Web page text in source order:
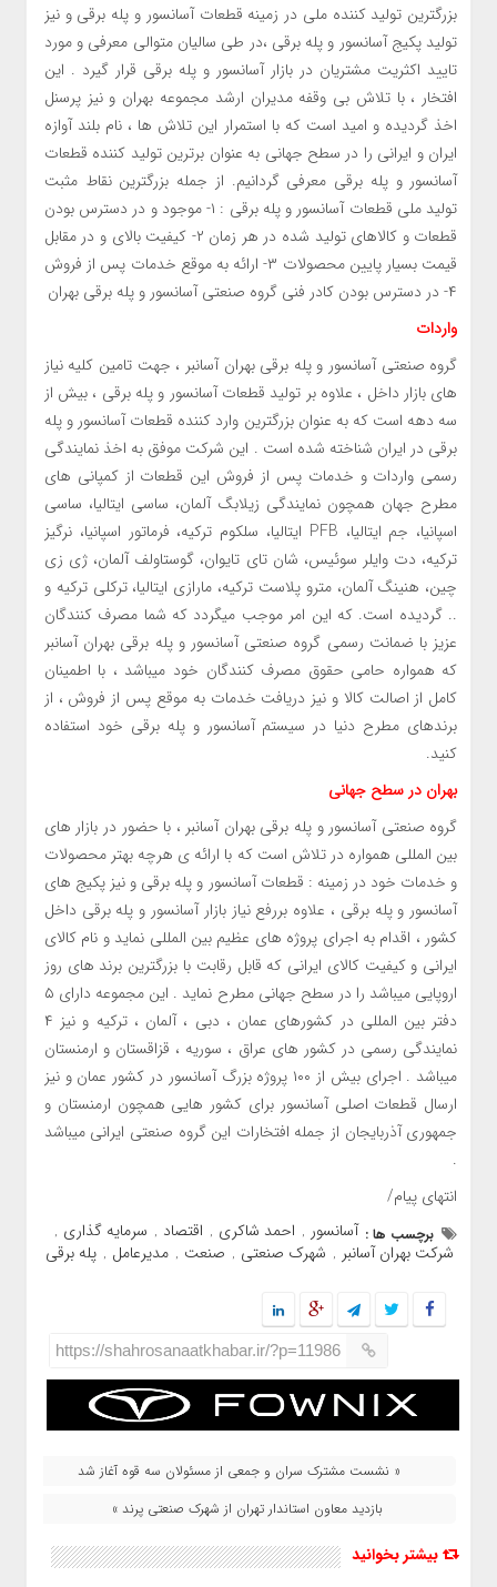
بزرگترین تولید کننده ملی در زمینه قطعات آسانسور و پله برقی و نیز
تولید پکیج آسانسور و پله برقی ،در طی سالیان متوالی معرفی و مورد
تایید اکثریت مشتریان در بازار آسانسور و پله برقی قرار گیرد . این
افتخار ، با تلاش بی وقفه مدیران ارشد مجموعه بهران و نیز پرسنل
اخذ گردیده و امید است که با استمرار این تلاش ها ، نام بلند آوازه
ایران و ایرانی را در سطح جهانی به عنوان برترین تولید کننده قطعات
آسانسور و پله برقی معرفی گردانیم. از جمله بزرگترین نقاط مثبت
تولید ملی قطعات آسانسور و پله برقی : ۱- موجود و در دسترس بودن
قطعات و کالاهای تولید شده در هر زمان ۲- کیفیت بالای و در مقابل
قیمت بسیار پایین محصولات ۳- ارائه به موقع خدمات پس از فروش
۴- در دسترس بودن کادر فنی گروه صنعتی آسانسور و پله برقی بهران
واردات
گروه صنعتی آسانسور و پله برقی بهران آسانبر ، جهت تامین کلیه نیاز
های بازار داخل ، علاوه بر تولید قطعات آسانسور و پله برقی ، بیش از
سه دهه است که به عنوان بزرگترین وارد کننده قطعات آسانسور و پله
برقی در ایران شناخته شده است . این شرکت موفق به اخذ نمایندگی
رسمی واردات و خدمات پس از فروش این قطعات از کمپانی های
مطرح جهان همچون نمایندگی زیلابگ آلمان، ساسی ایتالیا، ساسی
اسپانیا، جم ایتالیا، PFB ایتالیا، سلکوم ترکیه، فرماتور اسپانیا، نرگیز
ترکیه، دت وایلر سوئیس، شان تای تایوان، گوستاولف آلمان، ژی زی
چین، هنینگ آلمان، مترو پلاست ترکیه، مارازی ایتالیا، ترکلی ترکیه و
.. گردیده است. که این امر موجب میگردد که شما مصرف کنندگان
عزیز با ضمانت رسمی گروه صنعتی آسانسور و پله برقی بهران آسانبر
که همواره حامی حقوق مصرف کنندگان خود میباشد ، با اطمینان
کامل از اصالت کالا و نیز دریافت خدمات به موقع پس از فروش ، از
برندهای مطرح دنیا در سیستم آسانسور و پله برقی خود استفاده
کنید.
بهران در سطح جهانی
گروه صنعتی آسانسور و پله برقی بهران آسانبر ، با حضور در بازار های
بین المللی همواره در تلاش است که با ارائه ی هرچه بهتر محصولات
و خدمات خود در زمینه : قطعات آسانسور و پله برقی و نیز پکیج های
آسانسور و پله برقی ، علاوه بررفع نیاز بازار آسانسور و پله برقی داخل
کشور ، اقدام به اجرای پروژه های عظیم بین المللی نماید و نام کالای
ایرانی و کیفیت کالای ایرانی که قابل رقابت با بزرگترین برند های روز
اروپایی میباشد را در سطح جهانی مطرح نماید . این مجموعه دارای ۵
دفتر بین المللی در کشورهای عمان ، دبی ، آلمان ، ترکیه و نیز ۴
نمایندگی رسمی در کشور های عراق ، سوریه ، قزاقستان و ارمنستان
میباشد . اجرای بیش از ۱۰۰ پروژه بزرگ آسانسور در کشور عمان و نیز
ارسال قطعات اصلی آسانسور برای کشور هایی همچون ارمنستان و
جمهوری آذربایجان از جمله افتخارات این گروه صنعتی ایرانی میباشد
.
انتهای پیام/
برچسب ها : آسانسور , احمد شاکری , اقتصاد , سرمایه گذاری ,
شرکت بهران آسانبر , شهرک صنعتی , صنعت , مدیرعامل , پله برقی
https://shahrosanaatkhabar.ir/?p=11986
« نشست مشترک سران و جمعی از مسئولان سه قوه آغاز شد
بازدید معاون استاندار تهران از شهرک صنعتی پرند »
بیشتر بخوانید